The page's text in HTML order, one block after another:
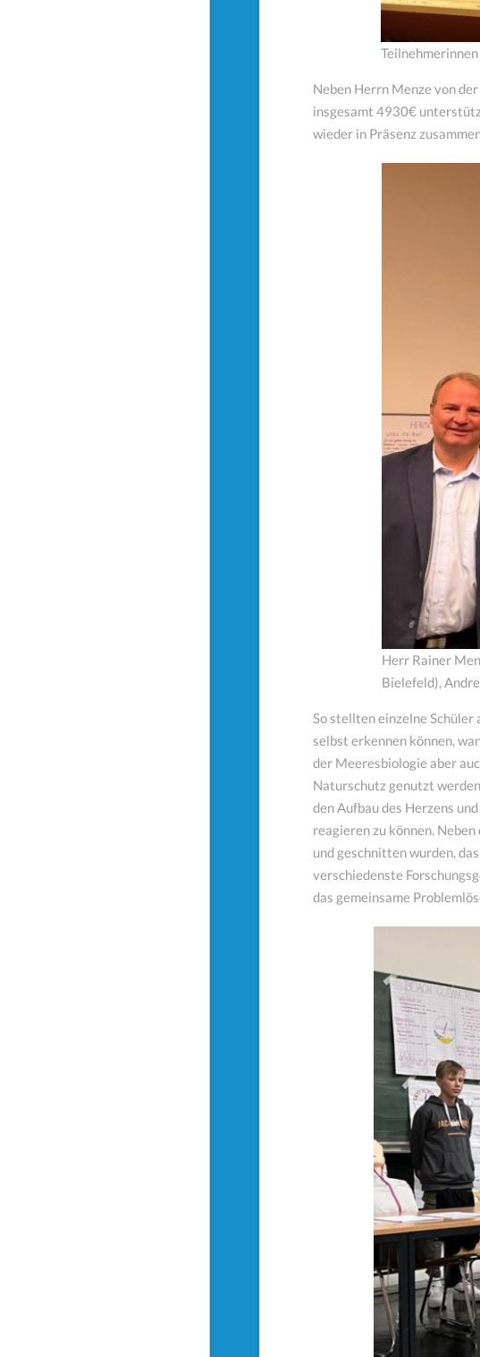
Neben Herrn Menze von
insgesamt 4930€
wieder in Präsenz
Herr Rainer
Bielefeld),
So stellten einzelne
selbst erkennen können,
der Meeresbiologie aber
Naturschutz genutzt
den Aufbau des Herzens
reagieren zu können.
und geschnitten wurden,
verschiedenste
das gemeinsame